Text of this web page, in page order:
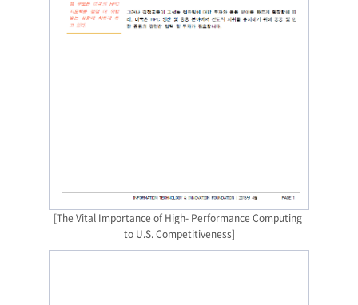
[The Vital Importance of High- Performance Computing
to U.S. Competitiveness]